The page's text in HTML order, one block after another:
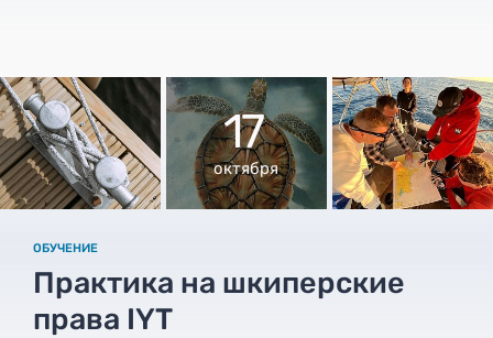
17
октября
ОБУЧЕНИЕ
Практика на шкиперские
права IYT